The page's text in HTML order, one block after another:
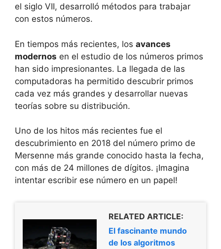
el siglo VII, desarrolló métodos para trabajar
con estos números.
En tiempos más recientes, los avances
modernos en el estudio de los números primos
han sido impresionantes. La llegada de las
computadoras ha permitido descubrir primos
cada vez más grandes y desarrollar nuevas
teorías sobre su distribución.
Uno de los hitos más recientes fue el
descubrimiento en 2018 del número primo de
Mersenne más grande conocido hasta la fecha,
con más de 24 millones de dígitos. ¡Imagina
intentar escribir ese número en un papel!
RELATED ARTICLE:
El fascinante mundo
de los algoritmos